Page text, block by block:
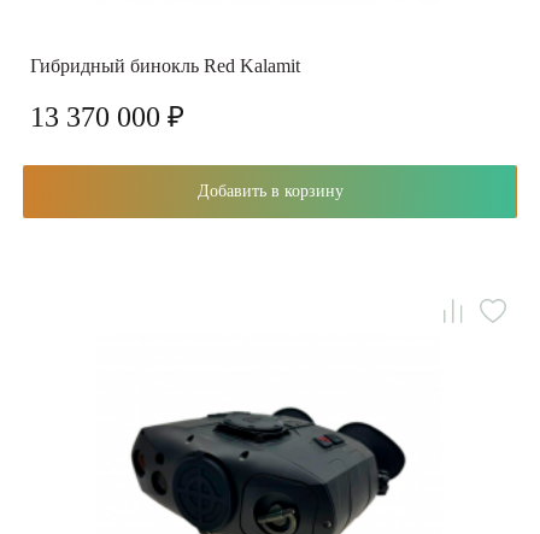
Гибридный бинокль Red Kalamit
13 370 000 ₽
Добавить в корзину